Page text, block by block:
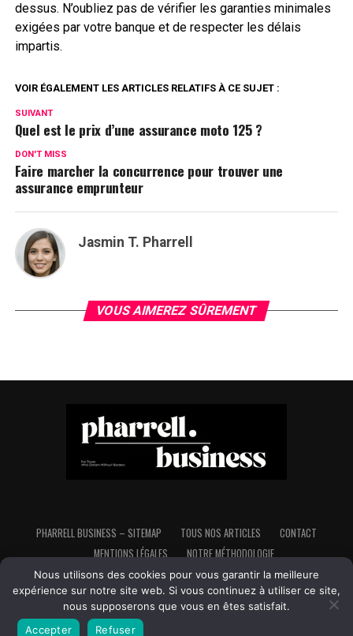
dessus. N’oubliez pas de vérifier les garanties minimales
exigées par votre banque et de respecter les délais
impartis.
VOIR ÉGALEMENT LES ARTICLES RELATIFS À CE SUJET :
SUIVANT
Quel est le prix d’une assurance moto 125 ?
DON'T MISS
Faire marcher la concurrence pour trouver une
assurance emprunteur
Jasmin T. Pharrell
VOUS AIMEREZ SÛREMENT
PHARRELL BUSINESS – SITEMAP TOUS NOS ARTICLES
CONTACT
MENTIONS LÉGALES
NOTRE MÉTHODOLOGIE
Copyright © Pharrell Business - Tous droits réservés - Made in France,
Fait avec ♥ et avec beaucoup d'♥ pour l'indépendance et la liberté
Nous utilisons des cookies pour vous garantir la meilleure
expérience sur notre site web. Si vous continuez à utiliser ce site,
nous supposerons que vous en êtes satisfait.
Accepter
Refuser